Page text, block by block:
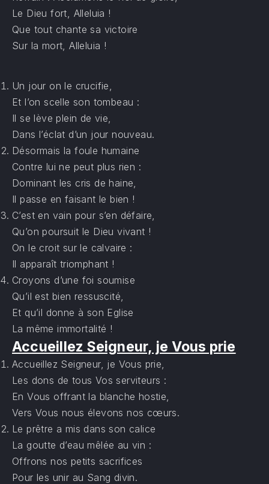
Le Dieu fort, Alleluia !
Que tout chante sa victoire
Sur la mort, Alleluia !
Un jour on le crucifie,
Et l’on scelle son tombeau :
Il se lève plein de vie,
Dans l’éclat d’un jour nouveau.
Désormais la foule humaine
Contre lui ne peut plus rien :
Dominant les cris de haine,
Il passe en faisant le bien !
C’est en vain pour s’en défaire,
Qu’on poursuit le Dieu vivant !
On le croit sur le calvaire :
Il apparaît triomphant !
Croyons d’une foi soumise
Qu’il est bien ressuscité,
Et qu’il donne à son Eglise
La même immortalité !
Accueillez Seigneur, je Vous prie
Accueillez Seigneur, je Vous prie,
Les dons de tous Vos serviteurs :
En Vous offrant la blanche hostie,
Vers Vous nous élevons nos cœurs.
Le prêtre a mis dans son calice
La goutte d’eau mêlée au vin :
Offrons nos petits sacrifices
Pour les unir au Sang divin.